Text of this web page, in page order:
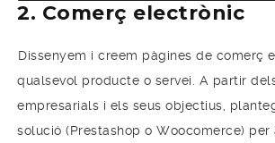
2. Comerç electrònic
Dissenyem i creem pàgines de comerç
qualsevol producte o servei. A partir
empresarials i els seus objectius,
solució (Prestashop o Woocomerce) per